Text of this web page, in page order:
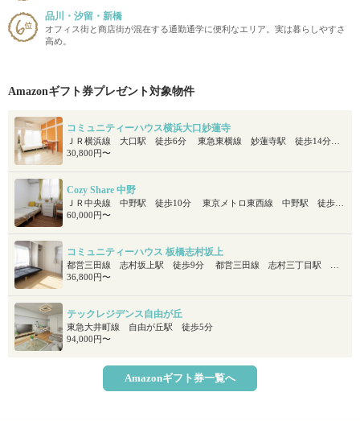
品川・汐留・新橋
オフィス街と商店街が混在する通勤通学に便利なエリア。実は暮らしやすさ
高め。
Amazonギフト券プレゼント対象物件
コミュニティーハウス横浜大口妙蓮寺
ＪＲ横浜線 大口駅 徒歩6分 東急東横線 妙蓮寺駅 徒歩14分 京浜急行本線 子安駅 徒歩17分
30,800円〜
Cozy Share 中野
ＪＲ中央線 中野駅 徒歩10分 東京メトロ東西線 中野駅 徒歩10分
60,000円〜
コミュニティーハウス 板橋志村坂上
都営三田線 志村坂上駅 徒歩9分 都営三田線 志村三丁目駅 徒歩9分
36,800円〜
テックレジデンス自由が丘
東急大井町線 自由が丘駅 徒歩5分
94,000円〜
Amazonギフト券一覧へ